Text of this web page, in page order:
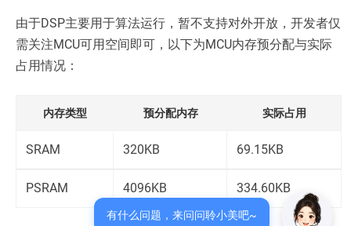
由于DSP主要用于算法运行，暂不支持对外开放，开发者仅
需关注MCU可用空间即可，以下为MCU内存预分配与实际
占用情况：
内存类型 预分配内存 实际占用
SRAM 320KB 69.15KB
PSRAM 4096KB 334.60KB
有什么问题，来问问聆小美吧~